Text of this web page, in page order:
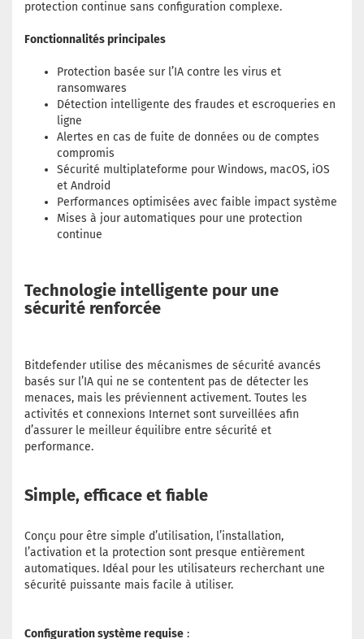
protection continue sans configuration complexe.
Fonctionnalités principales
Protection basée sur l’IA contre les virus et
ransomwares
Détection intelligente des fraudes et escroqueries en
ligne
Alertes en cas de fuite de données ou de comptes
compromis
Sécurité multiplateforme pour Windows, macOS, iOS
et Android
Performances optimisées avec faible impact système
Mises à jour automatiques pour une protection
continue
Technologie intelligente pour une
sécurité renforcée
Bitdefender utilise des mécanismes de sécurité avancés
basés sur l’IA qui ne se contentent pas de détecter les
menaces, mais les préviennent activement. Toutes les
activités et connexions Internet sont surveillées afin
d’assurer le meilleur équilibre entre sécurité et
performance.
Simple, efficace et fiable
Conçu pour être simple d’utilisation, l’installation,
l’activation et la protection sont presque entièrement
automatiques. Idéal pour les utilisateurs recherchant une
sécurité puissante mais facile à utiliser.
Configuration système requise :